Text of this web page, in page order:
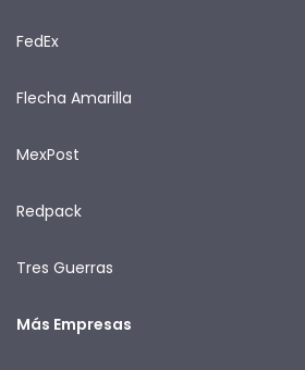
FedEx
Flecha Amarilla
MexPost
Redpack
Tres Guerras
Más Empresas